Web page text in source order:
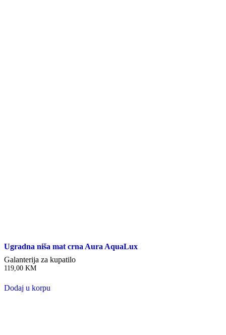
Ugradna niša mat crna Aura AquaLux
Galanterija za kupatilo
119,00 KM
Dodaj u korpu